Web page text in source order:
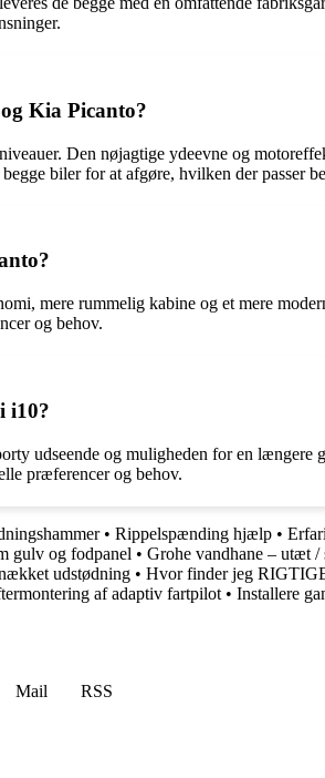
Kia Picanto?
Den nøjagtige ydeevne og
biler for at afgøre, hvilken der passer
mere rummelig kabine og et mere
og behov.
i10?
udseende og muligheden for en
præferencer og behov.
• Rippelspænding hjælp •
gulv og fodpanel • Grohe vandhane – utæt
udstødning • Hvor finder jeg
af adaptiv fartpilot • Installere
Mail
RSS